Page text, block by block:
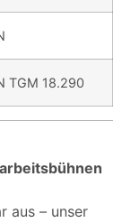
TGM 18.290
aus – unser